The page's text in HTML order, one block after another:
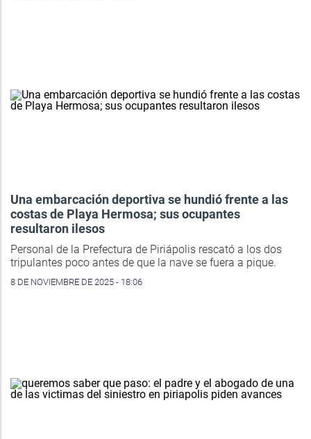
Una embarcación deportiva se hundió frente a las
costas de Playa Hermosa; sus ocupantes
resultaron ilesos
Personal de la Prefectura de Piriápolis rescató a los dos
tripulantes poco antes de que la nave se fuera a pique.
8 DE NOVIEMBRE DE 2025 - 18:06